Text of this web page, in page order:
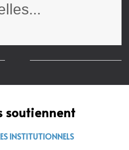
soutiennent
INSTITUTIONNELS